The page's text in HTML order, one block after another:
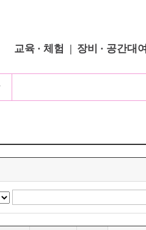
교육 · 체험 장비 · 공간대여